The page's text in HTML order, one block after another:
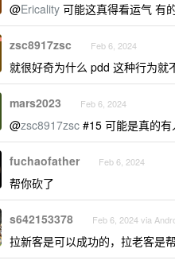
@Ericality 可能这真得看运气 有
zsc8917zsc Feb 6, 2024
就很好奇为什么 pdd 这种行为就
mars2023 Feb 6, 2024
@zsc8917zsc #15 可能是真的有
fuchaofather Feb 6, 2024
帮你砍了
s642153378 Feb 6, 2024 via
拉新客是可以成功的，拉老客是